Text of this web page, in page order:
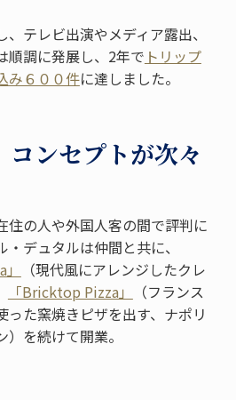
テレビ出演やメディア露出、
順調に発展し、2年で トリップ
み６００件に達しました。
コンセプトが次々
住の人や外国人客の間で評判に
デュタルは仲間と共に、
（現代風にアレンジしたクレ
「Bricktop Pizza」
（フランス
った窯焼きピザを出す、ナポリ
を続けて開業。